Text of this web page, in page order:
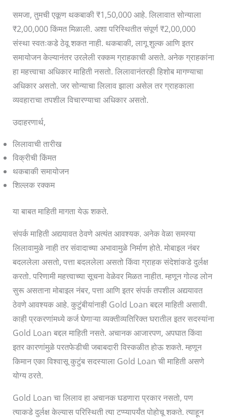
समजा, तुमची एकूण थकबाकी ₹1,50,000 आहे. लिलावात सोन्याला
₹2,00,000 किंमत मिळाली. अशा परिस्थितीत संपूर्ण ₹2,00,000
संस्था स्वतःकडे ठेवू शकत नाही. थकबाकी, लागू शुल्क आणि इतर
समायोजन केल्यानंतर उरलेली रक्कम ग्राहकाची असते. अनेक ग्राहकांना
हा महत्त्वाचा अधिकार माहिती नसतो. लिलावानंतरही हिशोब मागण्याचा
अधिकार असतो. जर सोन्याचा लिलाव झाला असेल तर ग्राहकाला
व्यवहाराचा तपशील विचारण्याचा अधिकार असतो.
उदाहरणार्थ,
लिलावाची तारीख
विक्रीची किंमत
थकबाकी समायोजन
शिल्लक रक्कम
या बाबत माहिती मागता येऊ शकते.
संपर्क माहिती अद्ययावत ठेवणे अत्यंत आवश्यक. अनेक वेळा समस्या
लिलावामुळे नाही तर संवादाच्या अभावामुळे निर्माण होते. मोबाइल नंबर
बदललेला असतो, पत्ता बदललेला असतो किंवा ग्राहक संदेशांकडे दुर्लक्ष
करतो. परिणामी महत्त्वाच्या सूचना वेळेवर मिळत नाहीत. म्हणून गोल्ड लोन
सुरू असताना मोबाइल नंबर, पत्ता आणि इतर संपर्क तपशील अद्ययावत
ठेवणे आवश्यक आहे. कुटुंबीयांनाही Gold Loan बद्दल माहिती असावी.
काही प्रकरणांमध्ये कर्ज घेणाऱ्या व्यक्तीव्यतिरिक्त घरातील इतर सदस्यांना
Gold Loan बद्दल माहिती नसते. अचानक आजारपण, अपघात किंवा
इतर कारणांमुळे परतफेडीची जबाबदारी विस्कळीत होऊ शकते. म्हणून
किमान एका विश्वासू कुटुंब सदस्याला Gold Loan ची माहिती असणे
योग्य ठरते.
Gold Loan चा लिलाव हा अचानक घडणारा प्रकार नसतो, पण
त्याकडे दुर्लक्ष केल्यास परिस्थिती त्या टप्प्यापर्यंत पोहोचू शकते. त्याहून